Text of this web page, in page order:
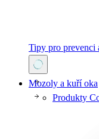
Tipy pro prevenci
Mozoly a kuří oka
Produkty